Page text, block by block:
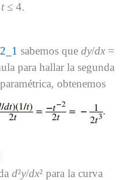
t≤ 4.
sabemos que dy/dx=
para hallar la segunda
obtenemos
d²y/dx² para la curva